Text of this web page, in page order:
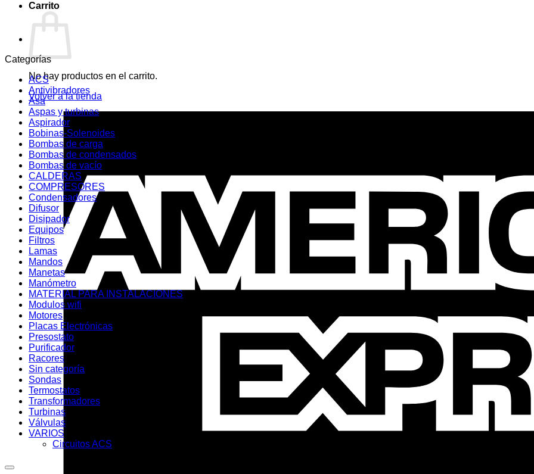
Carrito
No hay productos en el carrito.
Volver a la tienda
Categorías
ACS
Antivibradores
Asa
Aspas y turbinas
Aspirador
Bobinas-Solenoides
Bombas de carga
Bombas de condensados
Bombas de vacío
CALDERAS
COMPRESORES
Condensadores
Difusor
Disipador
Equipos
Filtros
Lamas
Mandos
Manetas
Manómetro
MATERIAL PARA INSTALACIONES
Modulos wifi
Motores
Placas Electrónicas
Presostato
Purificador
Racores
Sin categoría
Sondas
Termostatos
Transformadores
Turbinas
Válvulas
VARIOS
Circuitos ACS